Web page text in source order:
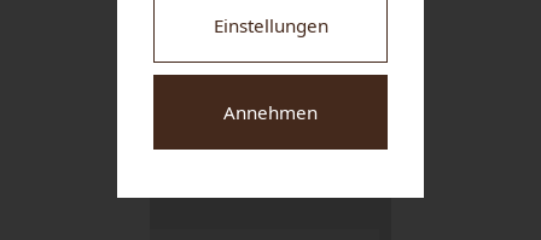
Weingut-Hotel-
Einstellungen
Annehmen